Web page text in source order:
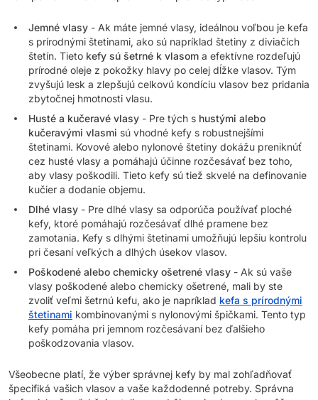
Jemné vlasy - Ak máte jemné vlasy, ideálnou voľbou je kefa
s prírodnými štetinami, ako sú napríklad štetiny z diviačích
štetín. Tieto kefy sú šetrné k vlasom a efektívne rozdeľujú
prírodné oleje z pokožky hlavy po celej dĺžke vlasov. Tým
zvyšujú lesk a zlepšujú celkovú kondíciu vlasov bez pridania
zbytočnej hmotnosti vlasu.
Husté a kučeravé vlasy - Pre tých s hustými alebo
kučeravými vlasmi sú vhodné kefy s robustnejšími
štetinami. Kovové alebo nylonové štetiny dokážu preniknúť
cez husté vlasy a pomáhajú účinne rozčesávať bez toho,
aby vlasy poškodili. Tieto kefy sú tiež skvelé na definovanie
kučier a dodanie objemu.
Dlhé vlasy - Pre dlhé vlasy sa odporúča používať ploché
kefy, ktoré pomáhajú rozčesávať dlhé pramene bez
zamotania. Kefy s dlhými štetinami umožňujú lepšiu kontrolu
pri česaní veľkých a dlhých úsekov vlasov.
Poškodené alebo chemicky ošetrené vlasy - Ak sú vaše
vlasy poškodené alebo chemicky ošetrené, mali by ste
zvoliť veľmi šetrnú kefu, ako je napríklad kefa s prírodnými
štetinami kombinovanými s nylonovými špičkami. Tento typ
kefy pomáha pri jemnom rozčesávaní bez ďalšieho
poškodzovania vlasov.
Všeobecne platí, že výber správnej kefy by mal zohľadňovať
špecifiká vašich vlasov a vaše každodenné potreby. Správna